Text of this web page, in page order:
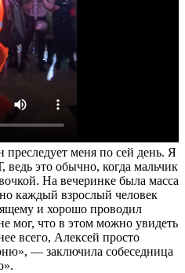
меня по сей день. Я
ведь это обычно, когда мальчик
На вечеринке была масса
каждый взрослый человек
и хорошо проводил
мог, что в этом можно увидеть
всего, Алексей просто
— заключила собеседница